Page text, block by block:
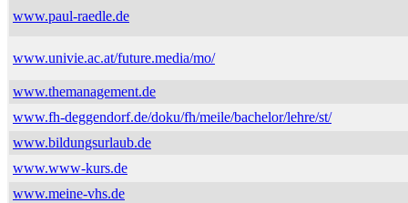
www.paul-raedle.de
www.univie.ac.at/future.media/mo/
www.themanagement.de
www.fh-deggendorf.de/doku/fh/meile/bachelor/lehre/st/
www.bildungsurlaub.de
www.www-kurs.de
www.meine-vhs.de